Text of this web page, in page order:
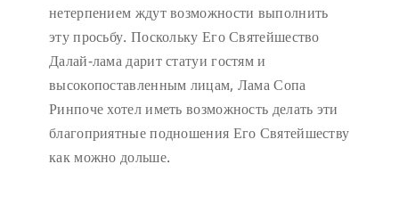
нетерпением ждут возможности выполнить
эту просьбу. Поскольку Его Святейшество
Далай-лама дарит статуи гостям и
высокопоставленным лицам, Лама Сопа
Ринпоче хотел иметь возможность делать эти
благоприятные подношения Его Святейшеству
как можно дольше.